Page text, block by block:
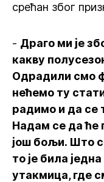
срећан због
- Драго ми је
какву
Одрадили смо
нећемо ту
радимо и да се
Надам се да ће
још бољи. Што
то је била
утакмица, где